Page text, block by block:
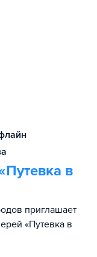
в
приглашает
«Путевка в